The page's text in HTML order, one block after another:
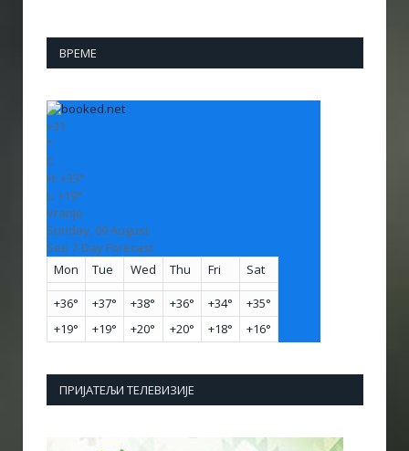
ВРЕМЕ
+31
°
C
H: +33°
L: +19°
Vranje
Sunday, 09 August
See 7-Day Forecast
Mon
Tue Wed Thu Fri Sat
+36° +37° +38° +36° +34° +35°
+19° +19° +20° +20° +18° +16°
ПРИЈАТЕЉИ ТЕЛЕВИЗИЈЕ